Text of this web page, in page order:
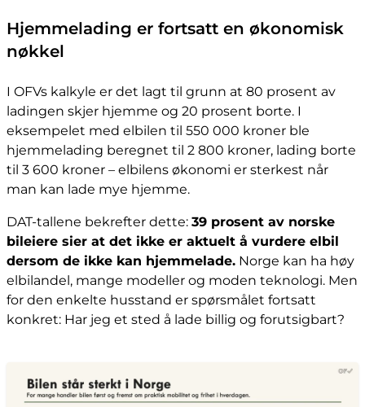
Hjemmelading er fortsatt en økonomisk
nøkkel
I OFVs kalkyle er det lagt til grunn at 80 prosent av
ladingen skjer hjemme og 20 prosent borte. I
eksempelet med elbilen til 550 000 kroner ble
hjemmelading beregnet til 2 800 kroner, lading borte
til 3 600 kroner – elbilens økonomi er sterkest når
man kan lade mye hjemme.
DAT-tallene bekrefter dette: 39 prosent av norske
bileiere sier at det ikke er aktuelt å vurdere elbil
dersom de ikke kan hjemmelade. Norge kan ha høy
elbilandel, mange modeller og moden teknologi. Men
for den enkelte husstand er spørsmålet fortsatt
konkret: Har jeg et sted å lade billig og forutsigbart?